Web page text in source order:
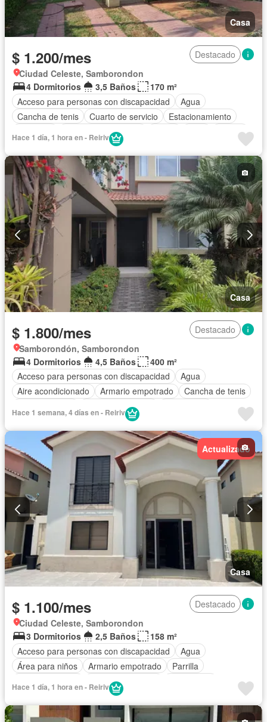
Casa
$ 1.200/mes
Destacado
Ciudad Celeste, Samborondon
4 Dormitorios
3,5 Baños
170 m²
Acceso para personas con discapacidad
Agua
Cancha de tenis
Cuarto de servicio
Estacionamiento
Garita de guardianía
Piscina
Hace 1 día, 1 hora en - Reiriv
Casa
$ 1.800/mes
Destacado
Samborondón, Samborondon
4 Dormitorios
4,5 Baños
400 m²
Acceso para personas con discapacidad
Agua
Aire acondicionado
Armario empotrado
Cancha de tenis
Cuarto de servicio
Gimnasio Garita de guardianía
Patio
Piscina
Seguridad Terraza
Hace 1 semana, 4 días en - Reiriv
Actualizado
Casa
$ 1.100/mes
Destacado
Ciudad Celeste, Samborondon
3 Dormitorios
2,5 Baños
158 m²
Acceso para personas con discapacidad
Agua
Área para niños
Armario empotrado
Parrilla
Cuarto de servicio
Gimnasio
Jardín
Patio
Piscina Seguridad
Hace 1 día, 1 hora en - Reiriv